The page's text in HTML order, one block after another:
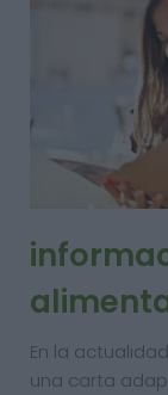
En la
una carta